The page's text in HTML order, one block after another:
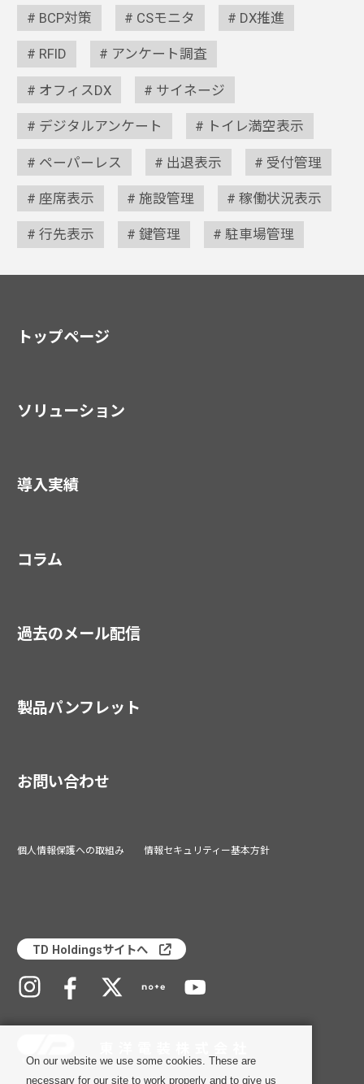
BCP対策 CSモニタ DX推進
RFID アンケート調査
オフィスDX サイネージ
デジタルアンケート トイレ満空表示
ペーパーレス 出退表示 受付管理
座席表示 施設管理 稼働状況表示
行先表示 鍵管理 駐車場管理
トップページ
ソリューション
導入実績
コラム
過去のメール配信
製品パンフレット
お問い合わせ
個人情報保護への取組み 情報セキュリティー基本方針
TD Holdingsサイトへ
On our website we use some cookies. These are
necessary for our site to work properly and to give us